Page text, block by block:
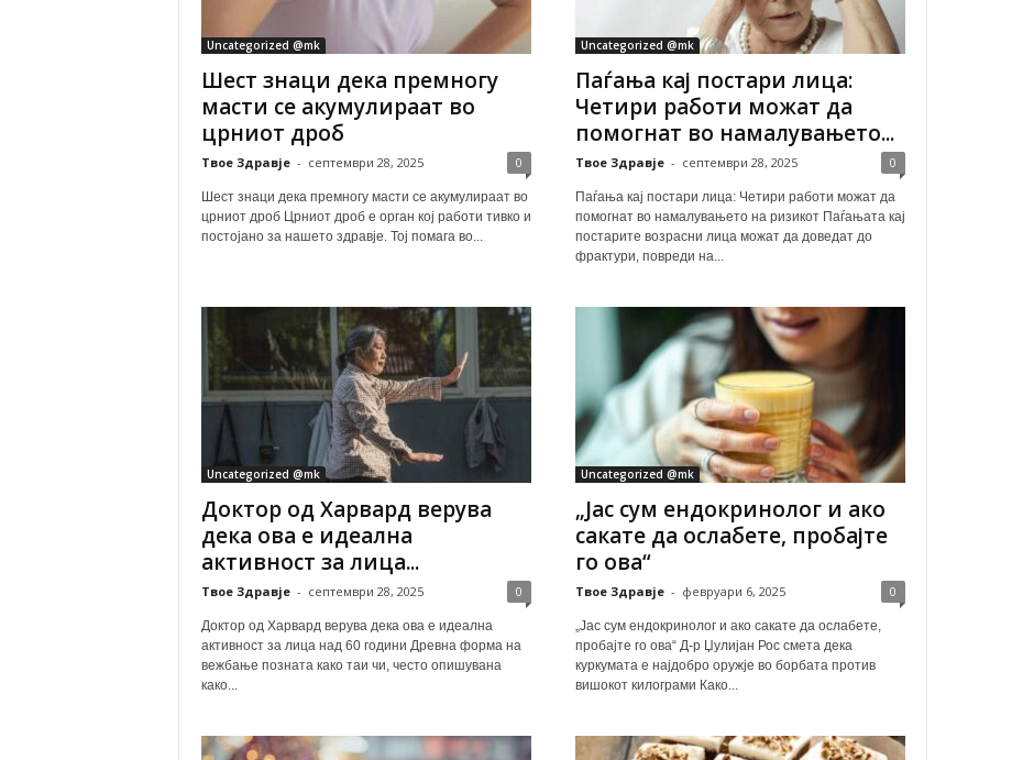
Uncategorized @mk
Шест знаци дека премногу
масти се акумулираат во
црниот дроб
Твое Здравје - септември 28, 2025 0
Шест знаци дека премногу масти се акумулираат во
црниот дроб Црниот дроб е орган кој работи тивко и
постојано за нашето здравје. Тој помага во...
Uncategorized @mk
Паѓања кај постари лица:
Четири работи можат да
помогнат во намалувањето...
Твое Здравје - септември 28, 2025 0
Паѓања кај постари лица: Четири работи можат да
помогнат во намалувањето на ризикот Паѓањата кај
постарите возрасни лица можат да доведат до
фрактури, повреди на...
Uncategorized @mk
Доктор од Харвард верува
дека ова е идеална
активност за лица...
Твое Здравје - септември 28, 2025 0
Доктор од Харвард верува дека ова е идеална
активност за лица над 60 години Древна форма на
вежбање позната како таи чи, често опишувана
како...
Uncategorized @mk
„Јас сум ендокринолог и ако
сакате да ослабете, пробајте
го ова“
Твое Здравје - февруари 6, 2025 0
„Јас сум ендокринолог и ако сакате да ослабете,
пробајте го ова“ Д-р Џулијан Рос смета дека
куркумата е најдобро оружје во борбата против
вишокот килограми Како...